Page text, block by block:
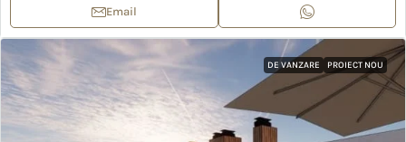
Email
DE VANZARE PROIECT NOU